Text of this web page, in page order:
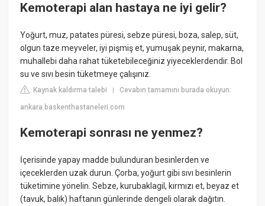
Kemoterapi alan hastaya ne iyi gelir?
Yoğurt, muz, patates püresi, sebze püresi, boza, salep, süt,
olgun taze meyveler, iyi pişmiş et, yumuşak peynir, makarna,
muhallebi daha rahat tüketebileceğiniz yiyeceklerdendir. Bol
su ve sıvı besin tüketmeye çalışınız.
Kaynak kaldırma talebi |Cevabın tamamını burada okuyun:
ankara.baskenthastaneleri.com
Kemoterapi sonrası ne yenmez?
İçerisinde yapay madde bulunduran besinlerden ve
içeceklerden uzak durun. Çorba, yoğurt gibi sıvı besinlerin
tüketimine yönelin. Sebze, kurubaklagil, kırmızı et, beyaz et
(tavuk, balık) haftanın günlerinde dengeli olarak dağıtın.